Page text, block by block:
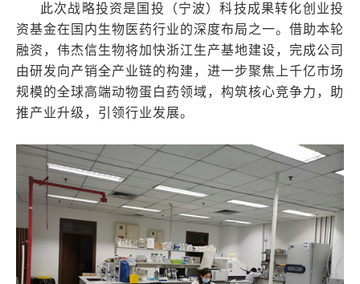
此次战略投资是国投（宁波）科技成果转化创业投
资基金在国内生物医药行业的深度布局之一。借助本轮
融资，伟杰信生物将加快浙江生产基地建设，完成公司
由研发向产销全产业链的构建，进一步聚焦上千亿市场
规模的全球高端动物蛋白药领域，构筑核心竞争力，助
推产业升级，引领行业发展。